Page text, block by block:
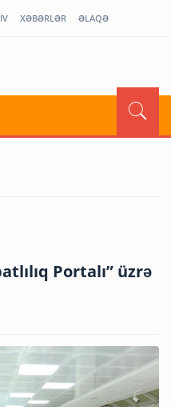
XƏBƏRLƏR ƏLAQƏ
Portalı” üzrə